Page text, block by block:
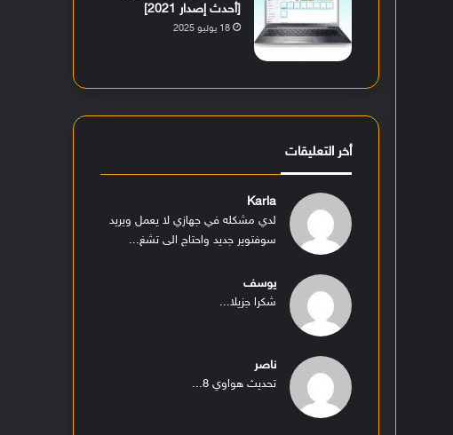
[أحدث إصدار 2021]
18 يوليو 2025
أخر التعليقات
Karla
لدي مشكله في جهازي لا يعمل ويريد
سوفتوير جديد واحتاج الى تشغ...
يوسف
شكرا جزيلا...
ناصر
تحديث هواوي 8...